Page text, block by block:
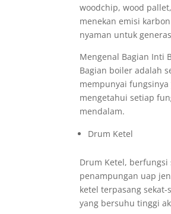
woodchip, wood
menekan emisi
nyaman untuk
Mengenal Bagian Inti
Bagian boiler adalah
mempunyai
mengetahui setiap
mendalam.
Drum Ketel
Drum Ketel,
penampungan uap
ketel terpasang
yang bersuhu tinggi